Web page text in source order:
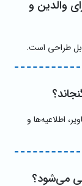
والدین و
طراحی است.
اطلاعیه‌ها و
می‌شود؟